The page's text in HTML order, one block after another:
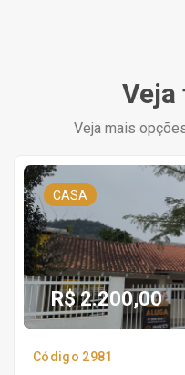
Veja
Veja mais
CASA
R$ 2.200,00
Código 2981